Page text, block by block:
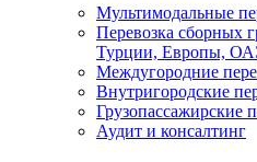
Мультимодальные
Перевозка сборных
Турции, Европы,
Междугородние
Внутригородские
Грузопассажирские
Аудит и консалтинг